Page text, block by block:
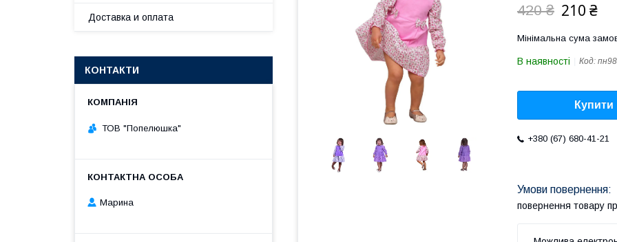
420 ₴ 210 ₴
Мінімальна сума
В наявності Код:
Купити
+380 (67) 680-41-21
повернення товару
Доставка и оплата
КОНТАКТИ
ТОВ "Попелюшка"
Марина